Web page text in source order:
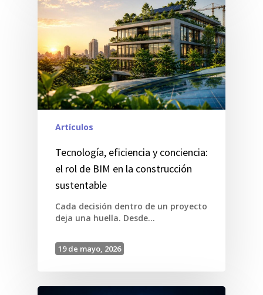
Artículos
Tecnología, eficiencia y conciencia:
el rol de BIM en la construcción
sustentable
Cada decisión dentro de un proyecto
deja una huella. Desde…
19 de mayo, 2026